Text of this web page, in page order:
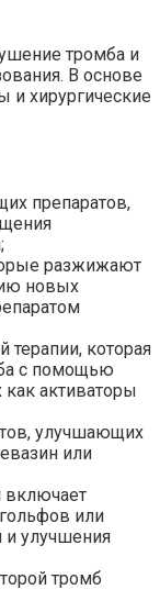
тромба и
В основе
и хирургические
препаратов,
разжижают
новых
терапии, которая
с помощью
как активаторы
улучшающих
или
включает
или
и улучшения
тромб